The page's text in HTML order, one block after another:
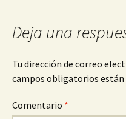
Deja una
Tu dirección de correo
campos obligatorios están
Comentario *